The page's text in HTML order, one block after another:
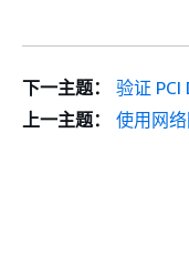
下一主题：
验证 PCI
上一主题：
使用网